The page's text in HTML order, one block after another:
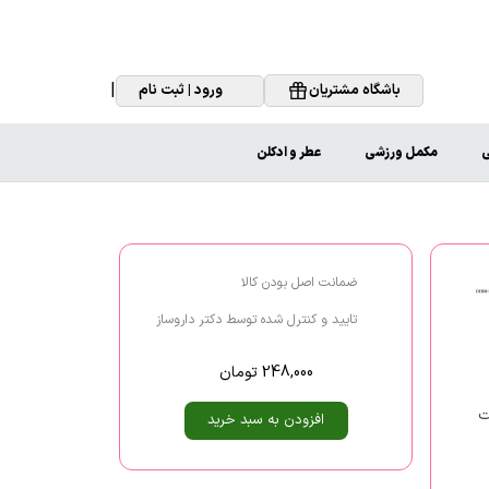
باشگاه مشتریان ورود | ثبت نام |
مکمل ورزشی عطر و ادکلن
ضمانت اصل بودن کالا
تایید و کنترل شده توسط دکتر داروساز
248,000 تومان
افزودن به سبد خرید